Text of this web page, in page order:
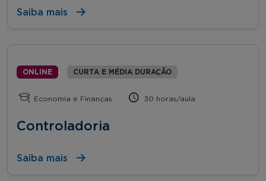
Saiba mais
ONLINE CURTA E MÉDIA DURAÇÃO
Economia e Finanças 30 horas/aula
Controladoria
Saiba mais